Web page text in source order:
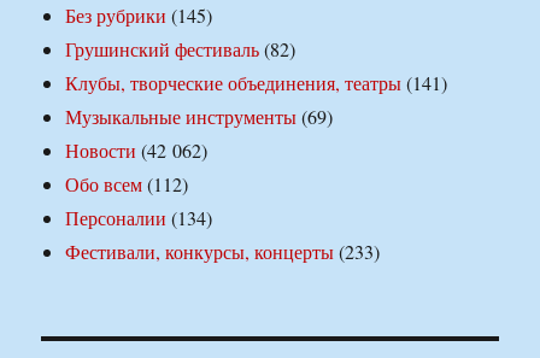
Без рубрики (145)
Грушинский фестиваль(82)
Клубы, творческие объединения, театры(141)
Музыкальные инструменты(69)
Новости (42 062)
Обо всем(112)
Персоналии (134)
Фестивали, конкурсы, концерты(233)